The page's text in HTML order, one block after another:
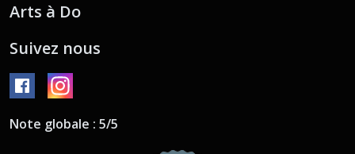
Arts à Do
Suivez nous
Note globale : 5/5